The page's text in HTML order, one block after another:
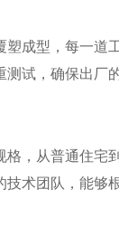
成型，每一道
试，确保出厂
，从普通住宅
术团队，能够